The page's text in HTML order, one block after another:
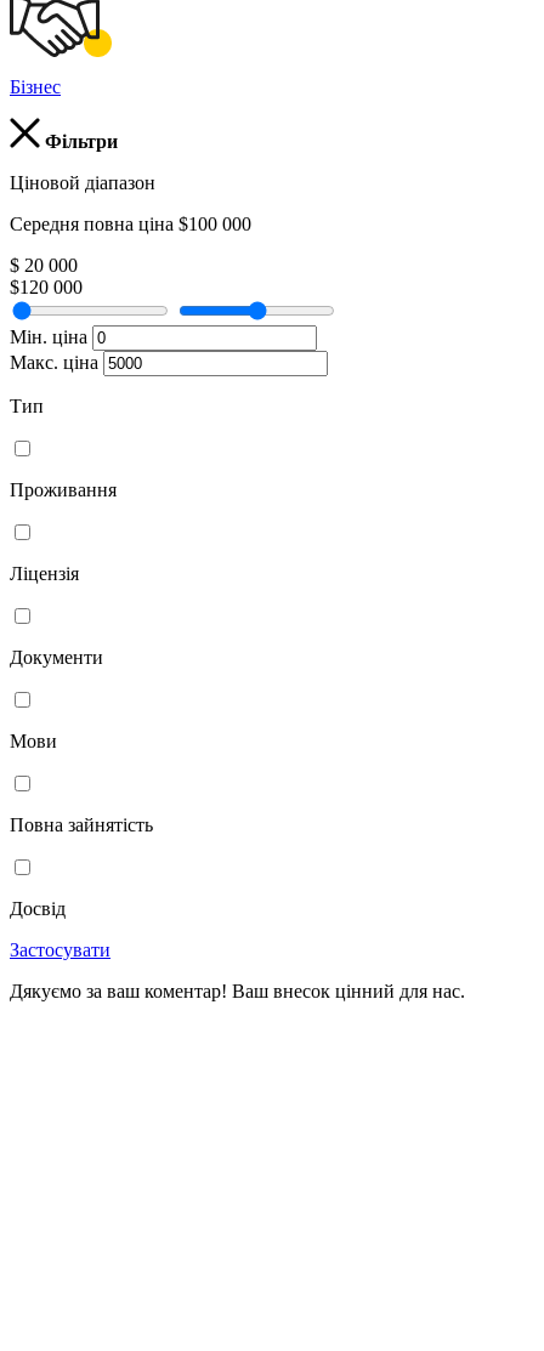
Бізнес
Фільтри
Ціновой діапазон
Середня повна ціна $100 000
$ 20 000
$120 000
Мін. ціна
Макс. ціна
Тип
Проживання
Ліцензія
Документи
Мови
Повна зайнятість
Досвід
Застосувати
Дякуємо за ваш коментар! Ваш внесок цінний для нас.